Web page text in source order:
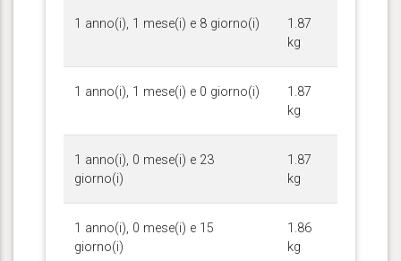
1 anno(i), 1 mese(i) e 8 giorno(i)
1.87
kg
1 anno(i), 1 mese(i) e 0 giorno(i)
1.87
kg
1 anno(i), 0 mese(i) e 23
giorno(i)
1.87
kg
1 anno(i), 0 mese(i) e 15
giorno(i)
1.86
kg